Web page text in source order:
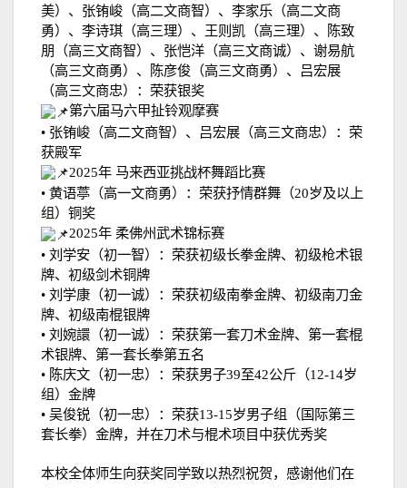
美）、张铕峻（高二文商智）、李家乐（高二文商
勇）、李诗琪（高三理）、王则凯（高三理）、陈致
朋（高三文商智）、张恺洋（高三文商诚）、谢易航
（高三文商勇）、陈彦俊（高三文商勇）、吕宏展
（高三文商忠）：荣获银奖
第六届马六甲扯铃观摩赛
• 张铕峻（高二文商智）、吕宏展（高三文商忠）：荣
获殿军
2025年 马来西亚挑战杯舞蹈比赛
• 黄语葶（高一文商勇）：荣获抒情群舞（20岁及以上
组）铜奖
2025年 柔佛州武术锦标赛
• 刘学安（初一智）：荣获初级长拳金牌、初级枪术银
牌、初级剑术铜牌
• 刘学康（初一诚）：荣获初级南拳金牌、初级南刀金
牌、初级南棍银牌
• 刘婉譞（初一诚）：荣获第一套刀术金牌、第一套棍
术银牌、第一套长拳第五名
• 陈庆文（初一忠）：荣获男子39至42公斤（12-14岁
组）金牌
• 吴俊锐（初一忠）：荣获13-15岁男子组（国际第三
套长拳）金牌，并在刀术与棍术项目中获优秀奖
本校全体师生向获奖同学致以热烈祝贺，感谢他们在